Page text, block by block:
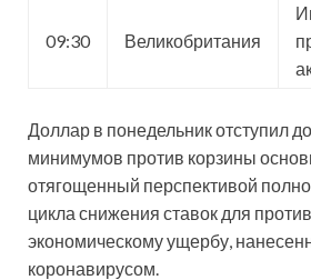
09:30 Великобритания
Доллар в понедельник отступил
минимумов против корзины
отягощенный перспективой
цикла снижения ставок для
экономическому ущербу,
коронавирусом.